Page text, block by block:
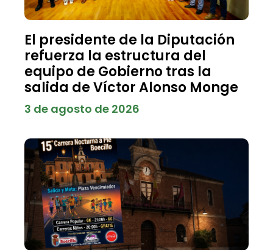
El presidente de la Diputación
refuerza la estructura del
equipo de Gobierno tras la
salida de Víctor Alonso Monge
3 de agosto de 2026